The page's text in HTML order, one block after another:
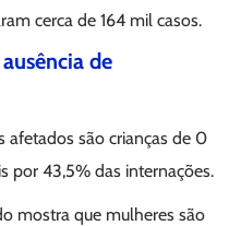
cerca de 164 mil casos.
de
afetados são crianças de 0
por 43,5% das internações.
mostra que mulheres são